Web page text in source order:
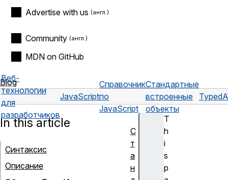
Advertise with us
Community
MDN on GitHub
Blog
Веб-
технологии
для
разработчиков
JavaScript
Справочник
по
JavaScript
Стандартные
встроенные
объекты
T
h
i
s
p
In this article
Синтаксис
Описание
С
т
а
н